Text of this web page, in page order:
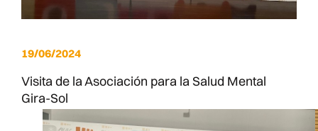
19/06/2024
Visita de la Asociación para la Salud Mental
Gira-Sol